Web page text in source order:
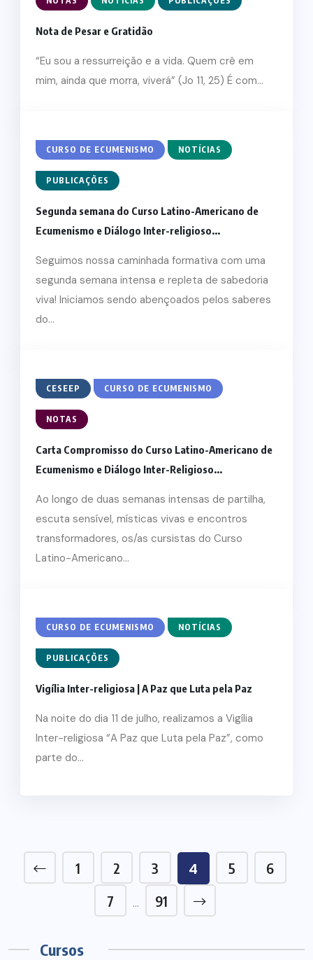
Nota de Pesar e Gratidão
“Eu sou a ressurreição e a vida. Quem crê em
mim, ainda que morra, viverá” (Jo 11, 25) É com...
CURSO DE ECUMENISMO NOTÍCIAS
PUBLICAÇÕES
Segunda semana do Curso Latino-Americano de
Ecumenismo e Diálogo Inter-religioso...
Seguimos nossa caminhada formativa com uma
segunda semana intensa e repleta de sabedoria
viva! Iniciamos sendo abençoados pelos saberes
do...
CESEEP CURSO DE ECUMENISMO
NOTAS
Carta Compromisso do Curso Latino-Americano de
Ecumenismo e Diálogo Inter-Religioso...
Ao longo de duas semanas intensas de partilha,
escuta sensível, místicas vivas e encontros
transformadores, os/as cursistas do Curso
Latino-Americano...
CURSO DE ECUMENISMO NOTÍCIAS
PUBLICAÇÕES
Vigília Inter-religiosa | A Paz que Luta pela Paz
Na noite do dia 11 de julho, realizamos a Vigília
Inter-religiosa “A Paz que Luta pela Paz”, como
parte do...
1 2 3 4 5
6
7
… 91
Cursos